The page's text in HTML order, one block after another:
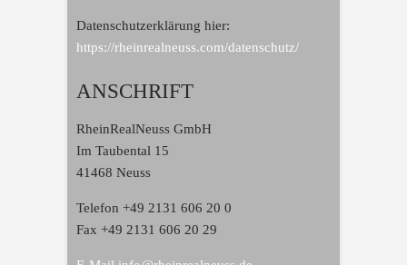
Datenschutzerklärung hier:
https://rheinrealneuss.com/datenschutz/
ANSCHRIFT
RheinRealNeuss GmbH
Im Taubental 15
41468 Neuss
Telefon +49 2131 606 20 0
Fax +49 2131 606 20 29